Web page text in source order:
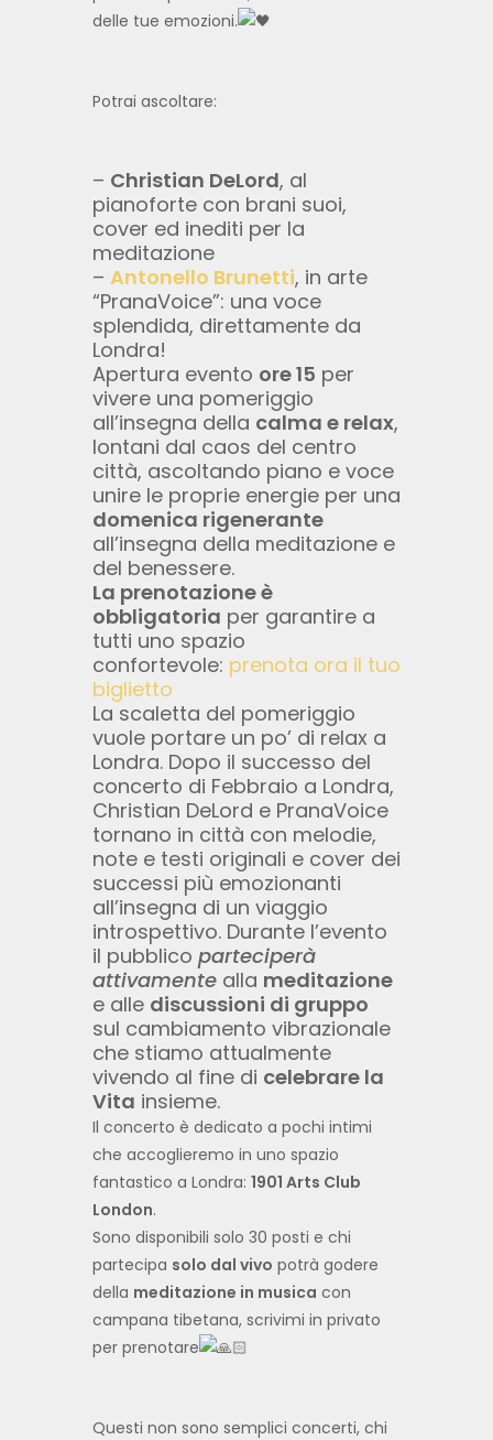
delle tue emozioni.
Potrai ascoltare:
– Christian DeLord, al
pianoforte con brani suoi,
cover ed inediti per la
meditazione
– Antonello Brunetti, in arte
“PranaVoice”: una voce
splendida, direttamente da
Londra!
Apertura evento ore 15 per
vivere una pomeriggio
all’insegna della calma e relax,
lontani dal caos del centro
città, ascoltando piano e voce
unire le proprie energie per una
domenica rigenerante
all’insegna della meditazione e
del benessere.
La prenotazione è
obbligatoria per garantire a
tutti uno spazio
confortevole: prenota ora il tuo
biglietto
La scaletta del pomeriggio
vuole portare un po’ di relax a
Londra. Dopo il successo del
concerto di Febbraio a Londra,
Christian DeLord e PranaVoice
tornano in città con melodie,
note e testi originali e cover dei
successi più emozionanti
all’insegna di un viaggio
introspettivo. Durante l’evento
il pubblico parteciperà
attivamente alla meditazione
e alle discussioni di gruppo
sul cambiamento vibrazionale
che stiamo attualmente
vivendo al fine di celebrare la
Vita insieme.
Il concerto è dedicato a pochi intimi
che accoglieremo in uno spazio
fantastico a Londra: 1901 Arts Club
London.
Sono disponibili solo 30 posti e chi
partecipa solo dal vivo potrà godere
della meditazione in musica con
campana tibetana, scrivimi in privato
per prenotare
Questi non sono semplici concerti, chi